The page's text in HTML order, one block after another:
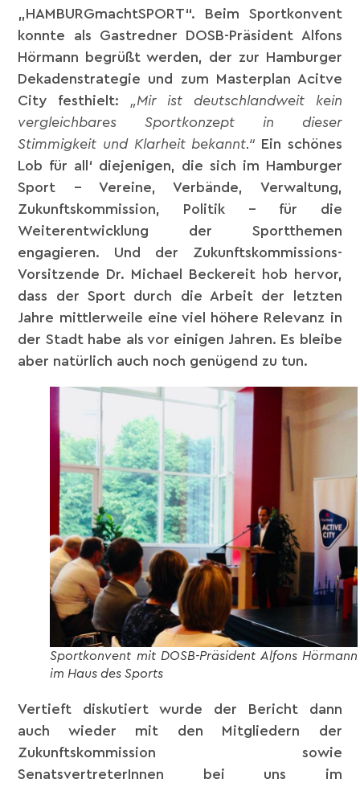
„HAMBURGmachtSPORT“. Beim Sportkonvent
konnte als Gastredner DOSB-Präsident Alfons
Hörmann begrüßt werden, der zur Hamburger
Dekadenstrategie und zum Masterplan Acitve
City festhielt: „Mir ist deutschlandweit kein
vergleichbares Sportkonzept in dieser
Stimmigkeit und Klarheit bekannt.“ Ein schönes
Lob für all‘ diejenigen, die sich im Hamburger
Sport – Vereine, Verbände, Verwaltung,
Zukunftskommission, Politik – für die
Weiterentwicklung der Sportthemen
engagieren. Und d er Zukunftskommissions-
Vorsitzende Dr. Michael Beckereit hob hervor,
dass der Sport durch die Arbeit der letzten
Jahre mittlerweile eine viel höhere Relevanz in
der Stadt habe als vor einigen Jahren. Es bleibe
aber natürlich auch noch genügend zu tun.
Sportkonvent mit DOSB-Präsident Alfons Hörmann
im Haus des Sports
Vertieft diskutiert wurde der Bericht dann
auch wieder mit den Mitgliedern der
Zukunftskommission sowie
SenatsvertreterInnen bei uns im